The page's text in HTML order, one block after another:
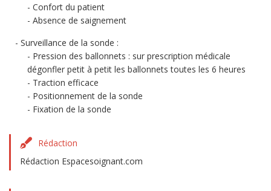
Confort du patient
Absence de saignement
Surveillance de la sonde :
Pression des ballonnets : sur prescription médicale
dégonfler petit à petit les ballonnets toutes les 6 heures
Traction efficace
Positionnement de la sonde
Fixation de la sonde
Rédaction
Rédaction Espacesoignant.com